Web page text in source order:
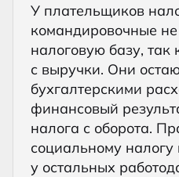
У плательщиков
командировочные
налоговую базу, так
с выручки. Они
бухгалтерскими
финансовый
налога с оборота.
социальному налогу
у остальных